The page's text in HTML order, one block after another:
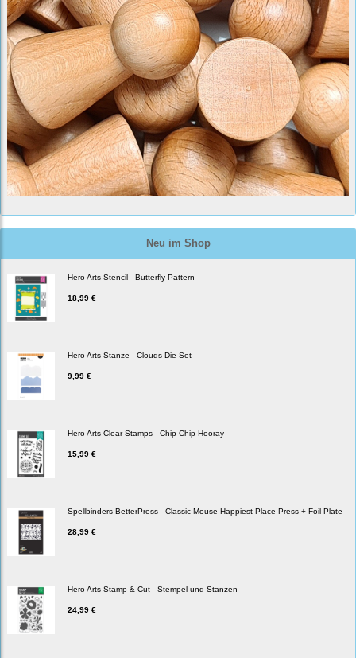
Neu im Shop
Hero Arts Stencil - Butterfly Pattern
18,99 €
Hero Arts Stanze - Clouds Die Set
9,99 €
Hero Arts Clear Stamps - Chip Chip Hooray
15,99 €
Spellbinders BetterPress - Classic Mouse Happiest Place Press + Foil Plate
28,99 €
Hero Arts Stamp & Cut - Stempel und Stanzen
24,99 €